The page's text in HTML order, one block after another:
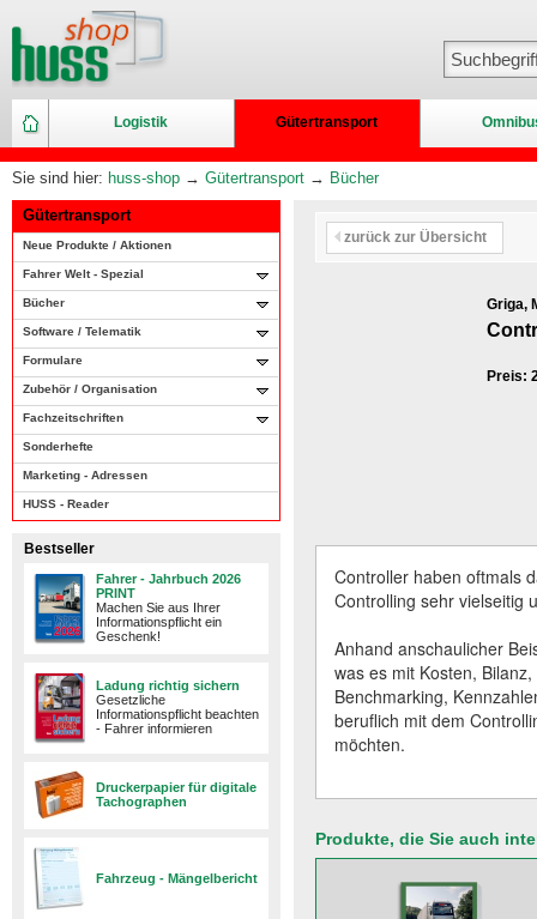
Logistik Gütertransport
Sie sind hier: huss-shop → Gütertransport → Bücher
Gütertransport
Neue Produkte / Aktionen
Fahrer Welt - Spezial
Bücher
Software / Telematik
Formulare
Zubehör / Organisation
Fachzeitschriften
Sonderhefte
Marketing - Adressen
HUSS - Reader
Bestseller
Fahrer - Jahrbuch 2026
PRINT
Machen Sie aus Ihrer
Informationspflicht ein
Geschenk!
Ladung richtig sichern
Gesetzliche
Informationspflicht beachten
- Fahrer informieren
Druckerpapier für digitale
Tachographen
Fahrzeug - Mängelbericht
zurück zur Übersicht
Griga,
Preis:
Controller haben oftmals
Controlling sehr vielseitig
Anhand anschaulicher
was es mit Kosten,
Benchmarking,
beruflich mit dem
möchten.
Produkte, die Sie auch